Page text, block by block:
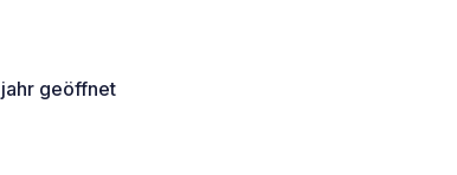
geöffnet